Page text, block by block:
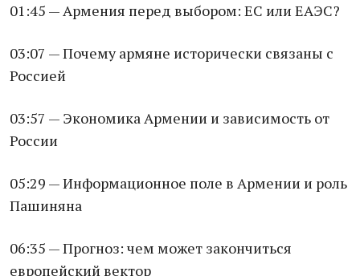
01:45 — Армения перед выбором: ЕС или ЕАЭС?
03:07 — Почему армяне исторически связаны с
Россией
03:57 — Экономика Армении и зависимость от
России
05:29 — Информационное поле в Армении и роль
Пашиняна
06:35 — Прогноз: чем может закончиться
европейский вектор